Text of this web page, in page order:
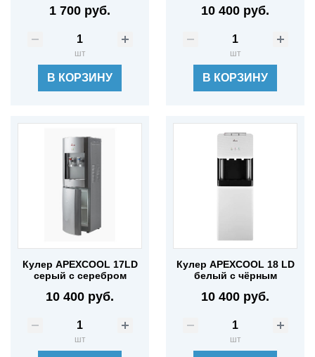
1 700 руб.
шт
В КОРЗИНУ
10 400 руб.
шт
В КОРЗИНУ
Кулер APEXCOOL 17LD
серый с серебром
10 400 руб.
шт
Кулер APEXCOOL 18 LD
белый с чёрным
10 400 руб.
шт